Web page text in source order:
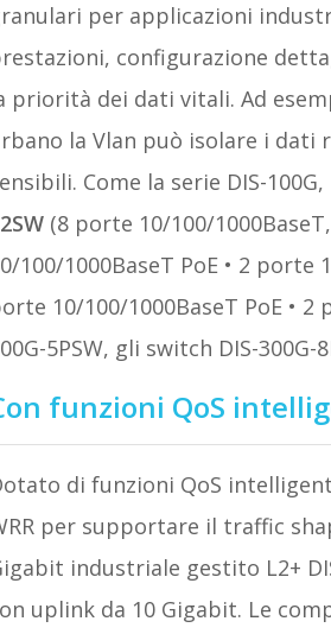
per applicazioni
configurazione
priorità dei dati vitali. Ad
la Vlan può isolare i dati
Come la serie DIS-
(8 porte 10/100/
100/1000BaseT PoE • 2 porte
10/100/1000BaseT PoE • 2
5PSW, gli switch DIS-300G-
funzioni QoS
di funzioni QoS
per supportare il traffic
industriale gestito L2+
uplink da 10 Gigabit. Le